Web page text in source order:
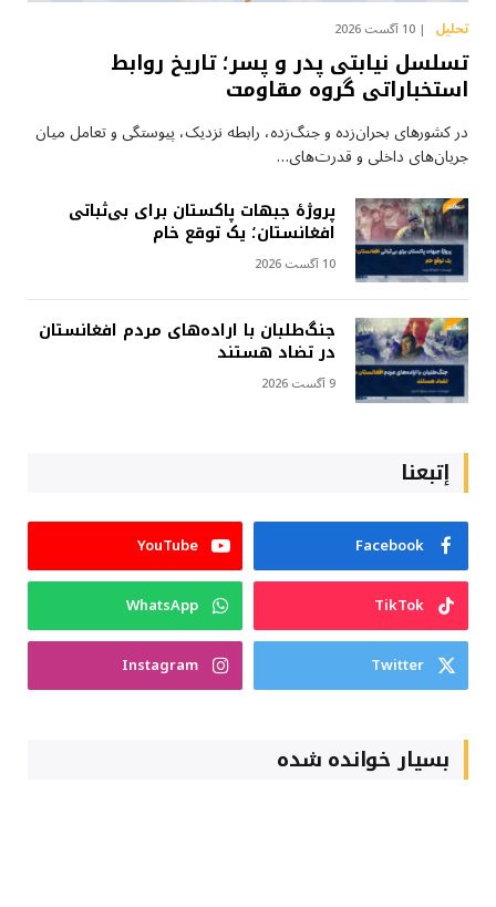
تحلیل 10 آگست 2026
تسلسل نیابتی پدر و پسر؛ تاریخ روابط
استخباراتی گروه مقاومت
در کشورهای بحران‌زده و جنگ‌زده، رابطه نزدیک، پیوستگی و تعامل میان
جریان‌های داخلی و قدرت‌های…
پروژهٔ جبهات پاکستان برای بی‌ثباتی
افغانستان؛ یک توقع خام
10 آگست 2026
جنگ‌طلبان با اراده‌های مردم افغانستان
در تضاد هستند
9 آگست 2026
إتبعنا
Facebook
YouTube
TikTok
WhatsApp
Twitter
Instagram
بسیار خوانده شده